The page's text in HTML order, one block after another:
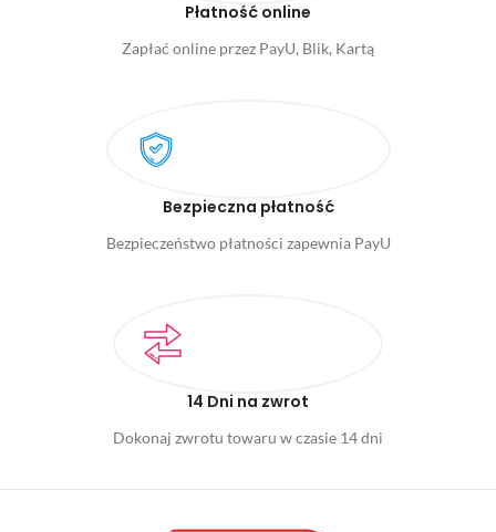
Płatność online
Zapłać online przez PayU, Blik, Kartą
Bezpieczna płatność
Bezpieczeństwo płatności zapewnia PayU
14 Dni na zwrot
Dokonaj zwrotu towaru w czasie 14 dni